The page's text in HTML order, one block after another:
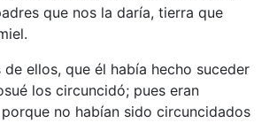
que nos la daría, tierra que
de ellos, que él había hecho suceder
los circuncidó; pues eran
no habían sido circuncidados